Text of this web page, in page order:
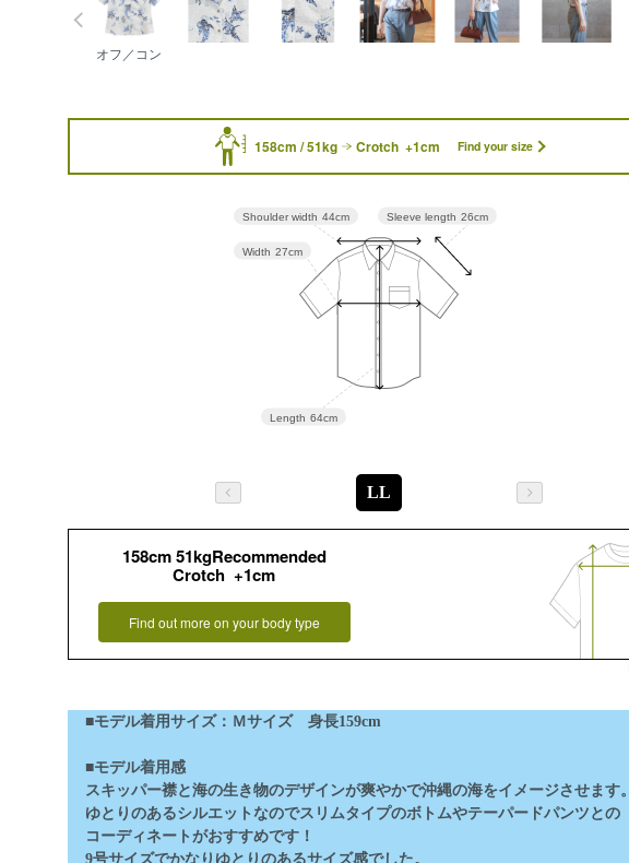
オフ／コン
158cm / 51kg Crotch +1cm Find your size
Sleeve length 26cm
Length 64cm
Width 27cm
Shoulder width 44cm
LL
158cm 51kgRecommended
Crotch +1cm
Find out more on your body type
■モデル着用サイズ：Ｍサイズ 身長159cm
■モデル着用感
スキッパー襟と海の生き物のデザインが爽やかで沖縄の海をイメージさせます。
ゆとりのあるシルエットなのでスリムタイプのボトムやテーパードパンツとの
コーディネートがおすすめです！
9号サイズでかなりゆとりのあるサイズ感でした。